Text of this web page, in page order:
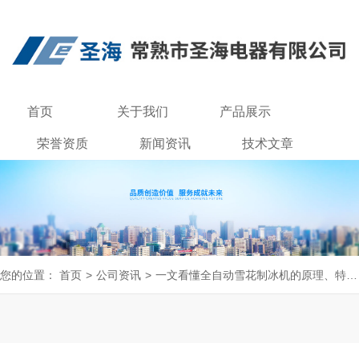
首页 关于我们 产品展示
荣誉资质 新闻资讯 技术文章
您的位置： 首页 > 公司资讯 > 一文看懂全自动雪花制冰机的原理、特点和使用方法